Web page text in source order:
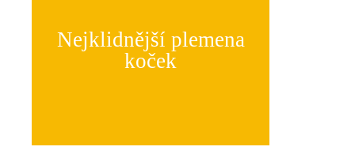
Nejklidnější plemena
koček